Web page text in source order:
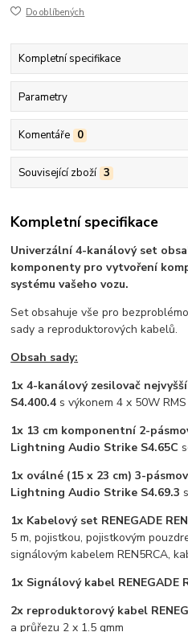
Do oblíbených
Kompletní specifikace
Parametry
Komentáře 0
Související zboží 3
Kompletní specifikace
Univerzální 4-kanálový set
komponenty pro vytvoření
systému vašeho vozu.
Set obsahuje vše pro
sady a reproduktorových kabelů.
Obsah sady:
1x 4-kanálový zesilovač
S4.400.4 s výkonem 4 x 50W
1x 13 cm komponentní 2-
Lightning Audio Strike S4.65C
1x oválné (15 x 23 cm) 3-
Lightning Audio Strike S4.69.3
1x Kabelový set RENEGADE
5 m, pojistkou, pojistkovým
signálovým kabelem REN5RCA,
1x Signálový kabel RENEGADE
2x reproduktorový kabel
a průřezu 2 x 1.5 qmm